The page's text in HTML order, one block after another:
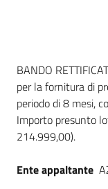
Piattaforme
telematiche
Dati del
BANDO
per la fornitura di
periodo di 8 mesi,
Importo presunto
214.999,00).
Ente appaltante